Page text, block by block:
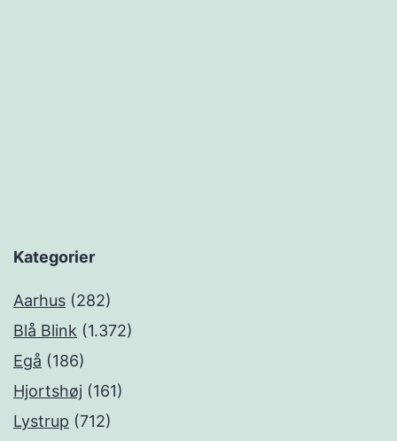
Kategorier
Aarhus (282)
Blå Blink (1.372)
Egå (186)
Hjortshøj (161)
Lystrup (712)